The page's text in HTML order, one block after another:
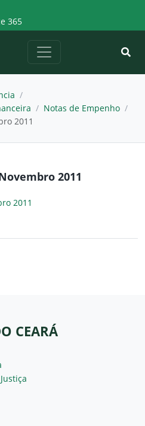
365
/
/ Notas de Empenho /
2011
2011
2011
CEARÁ